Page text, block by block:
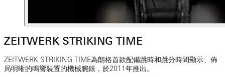
ZEITWERK STRIKING TIME
ZEITWERK STRIKING TIME為朗格首款配備跳時和跳分時間顯示、佈
局明晰的鳴響裝置的機械腕錶，於2011年推出。